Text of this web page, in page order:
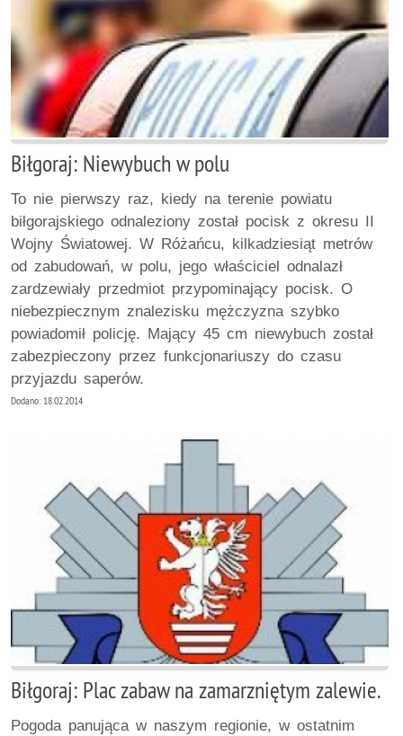
Biłgoraj: Niewybuch w polu
To nie pierwszy raz, kiedy na terenie powiatu
biłgorajskiego odnaleziony został pocisk z okresu II
Wojny Światowej. W Różańcu, kilkadziesiąt metrów
od zabudowań, w polu, jego właściciel odnalazł
zardzewiały przedmiot przypominający pocisk. O
niebezpiecznym znalezisku mężczyzna szybko
powiadomił policję. Mający 45 cm niewybuch został
zabezpieczony przez funkcjonariuszy do czasu
przyjazdu saperów.
Dodano: 18.02.2014
Biłgoraj: Plac zabaw na zamarzniętym zalewie.
Pogoda panująca w naszym regionie, w ostatnim